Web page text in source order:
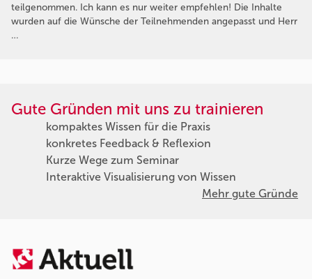
teilgenommen. Ich kann es nur weiter empfehlen! Die Inhalte
wurden auf die Wünsche der Teilnehmenden angepasst und Herr
…
Gute Gründen mit uns zu trainieren
kompaktes Wissen für die Praxis
konkretes Feedback & Reflexion
Kurze Wege zum Seminar
Interaktive Visualisierung von Wissen
Mehr gute Gründe